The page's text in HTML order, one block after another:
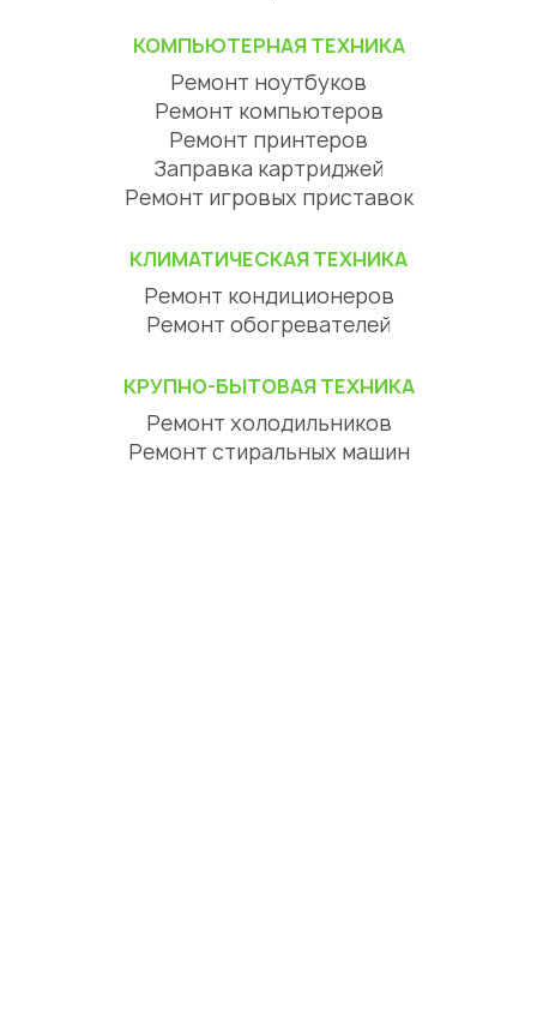
КОМПЬЮТЕРНАЯ ТЕХНИКА
Ремонт ноутбуков
Ремонт компьютеров
Ремонт принтеров
Заправка картриджей
Ремонт игровых приставок
КЛИМАТИЧЕСКАЯ ТЕХНИКА
Ремонт кондиционеров
Ремонт обогревателей
КРУПНО-БЫТОВАЯ ТЕХНИКА
Ремонт холодильников
Ремонт стиральных машин